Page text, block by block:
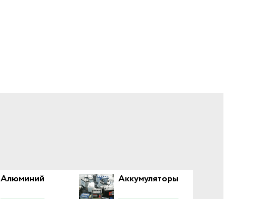
Алюминий
Аккумуляторы